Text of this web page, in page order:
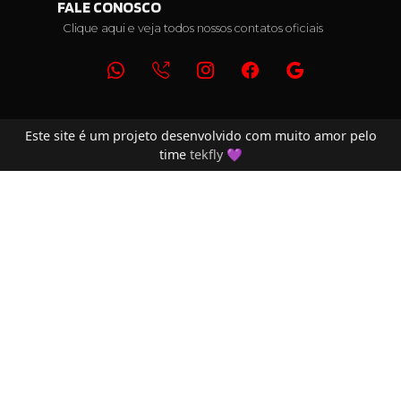
FALE CONOSCO
Clique aqui e veja todos nossos contatos oficiais
Este site é um projeto desenvolvido com muito amor pelo
time tekfly💜